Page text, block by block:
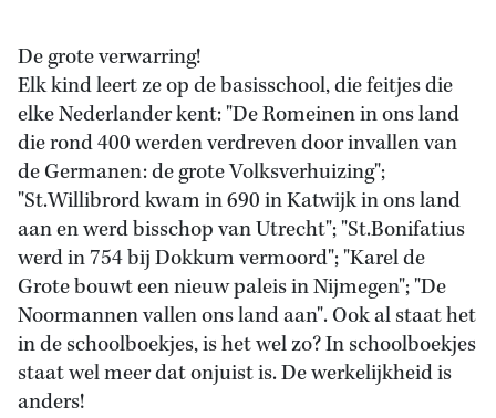
De grote verwarring!
Elk kind leert ze op de basisschool, die feitjes die
elke Nederlander kent: "De Romeinen in ons land
die rond 400 werden verdreven door invallen van
de Germanen: de grote Volksverhuizing";
"St.Willibrord kwam in 690 in Katwijk in ons land
aan en werd bisschop van Utrecht"; "St.Bonifatius
werd in 754 bij Dokkum vermoord"; "Karel de
Grote bouwt een nieuw paleis in Nijmegen"; "De
Noormannen vallen ons land aan". Ook al staat het
in de schoolboekjes, is het wel zo? In schoolboekjes
staat wel meer dat onjuist is. De werkelijkheid is
anders!